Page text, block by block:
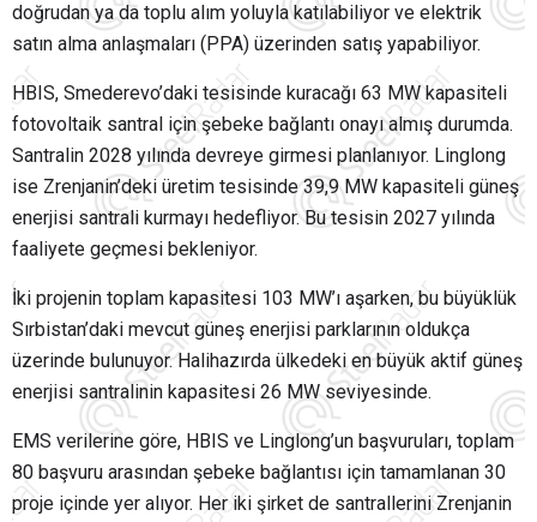
doğrudan ya da toplu alım yoluyla katılabiliyor ve elektrik
satın alma anlaşmaları (PPA) üzerinden satış yapabiliyor.
HBIS, Smederevo’daki tesisinde kuracağı 63 MW kapasiteli
fotovoltaik santral için şebeke bağlantı onayı almış durumda.
Santralin 2028 yılında devreye girmesi planlanıyor. Linglong
ise Zrenjanin’deki üretim tesisinde 39,9 MW kapasiteli güneş
enerjisi santrali kurmayı hedefliyor. Bu tesisin 2027 yılında
faaliyete geçmesi bekleniyor.
İki projenin toplam kapasitesi 103 MW’ı aşarken, bu büyüklük
Sırbistan’daki mevcut güneş enerjisi parklarının oldukça
üzerinde bulunuyor. Halihazırda ülkedeki en büyük aktif güneş
enerjisi santralinin kapasitesi 26 MW seviyesinde.
EMS verilerine göre, HBIS ve Linglong’un başvuruları, toplam
80 başvuru arasından şebeke bağlantısı için tamamlanan 30
proje içinde yer alıyor. Her iki şirket de santrallerini Zrenjanin